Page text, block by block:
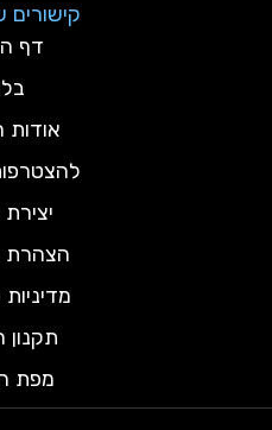
קישורים
דף
הצהרת
מפת